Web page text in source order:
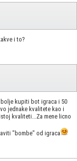
i to?
bolje kupiti bot igraca i 50
jednake kvalitete kao i
kvaliteti...Za mene licno
"bombe" od igraca